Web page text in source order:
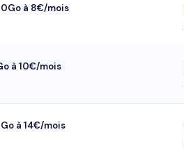
à 8€/mois
à 10€/mois
à 14€/mois